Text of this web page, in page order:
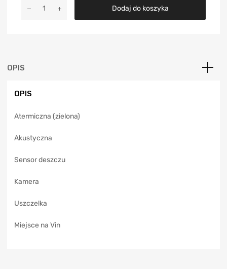
Dodaj do koszyka
a
OPIS
OPIS
Atermiczna (zielona)
Akustyczna
Sensor deszczu
Kamera
Uszczelka
Miejsce na Vin